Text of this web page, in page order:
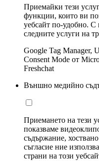
Приемайки тези
функции, които ви
уебсайт по-удобно. С
следните услуги на
Google Tag Manager,
Consent Mode от
Freshchat
Външно медийно
Приемането на тези
показваме
съдържание,
съгласие ние
страни на този